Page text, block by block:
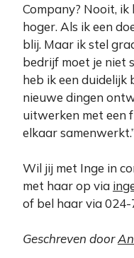
Company? Nooit, ik
hoger. Als ik een
blij. Maar ik stel
bedrijf moet je niet
heb ik een duidelijk
nieuwe dingen
uitwerken met een
elkaar samenwerkt.”
Wil jij met Inge in
met haar op via
of bel haar via 024-
Geschreven door